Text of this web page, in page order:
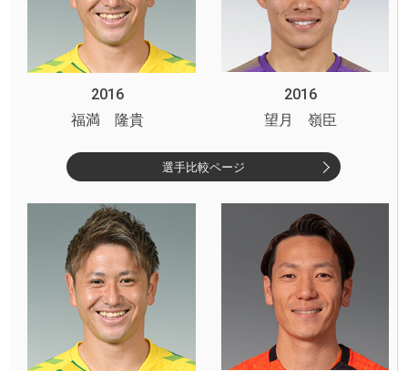
2016
2016
福満 隆貴
望月 嶺臣
選手比較ページ